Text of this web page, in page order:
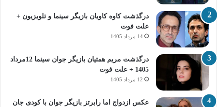
درگذشت کاوه کاویان بازیگر سینما و تلویزیون +
علت فوت
14 مرداد 1405
درگذشت مریم همتیان بازیگر جوان سینما 12مرداد
1405 + علت فوت
12 مرداد 1405
عکس ازدواج اما رابرتز بازیگر جوان با کودی جان